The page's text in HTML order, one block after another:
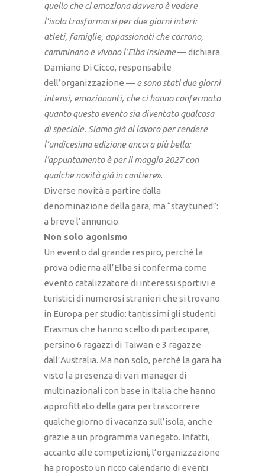
quello che ci emoziona davvero è vedere
l’isola trasformarsi per due giorni interi:
atleti, famiglie, appassionati che corrono,
camminano e vivono l’Elba insieme— dichiara
Damiano Di Cicco, responsabile
dell’organizzazione — e sono stati due giorni
intensi, emozionanti, che ci hanno confermato
quanto questo evento sia diventato qualcosa
di speciale. Siamo già al lavoro per rendere
l’undicesima edizione ancora più bella:
l’appuntamento è per il maggio 2027 con
qualche novità già in cantiere».
Diverse novità a partire dalla
denominazione della gara, ma “stay tuned”:
a breve l’annuncio.
Non solo agonismo
Un evento dal grande respiro, perché la
prova odierna all’Elba si conferma come
evento catalizzatore di interessi sportivi e
turistici di numerosi stranieri che si trovano
in Europa per studio: tantissimi gli studenti
Erasmus che hanno scelto di partecipare,
persino 6 ragazzi di Taiwan e 3 ragazze
dall’Australia. Ma non solo, perché la gara ha
visto la presenza di vari manager di
multinazionali con base in Italia che hanno
approfittato della gara per trascorrere
qualche giorno di vacanza sull’isola, anche
grazie a un programma variegato. Infatti,
accanto alle competizioni, l’organizzazione
ha proposto un ricco calendario di eventi